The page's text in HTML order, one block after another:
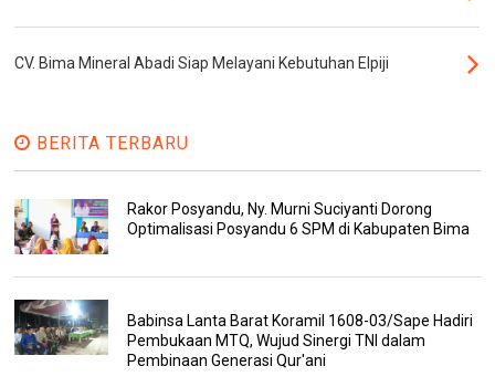
CV. Bima Mineral Abadi Siap Melayani Kebutuhan Elpiji
BERITA TERBARU
Rakor Posyandu, Ny. Murni Suciyanti Dorong
Optimalisasi Posyandu 6 SPM di Kabupaten Bima
Babinsa Lanta Barat Koramil 1608-03/Sape Hadiri
Pembukaan MTQ, Wujud Sinergi TNI dalam
Pembinaan Generasi Qur'ani